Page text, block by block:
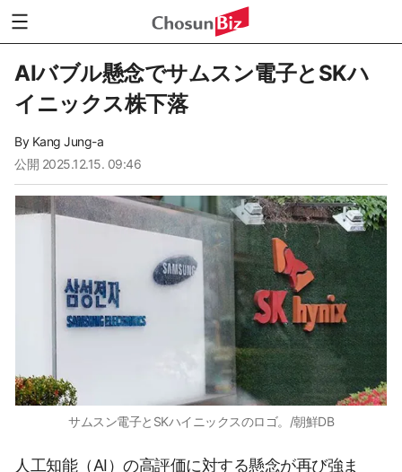
AIバブル懸念でサムスン電子とSKハ
イニックス株下落
By Kang Jung-a
公開 2025.12.15. 09:46
サムスン電子とSKハイニックスのロゴ。/朝鮮DB
人工知能（AI）の高評価に対する懸念が再び強ま